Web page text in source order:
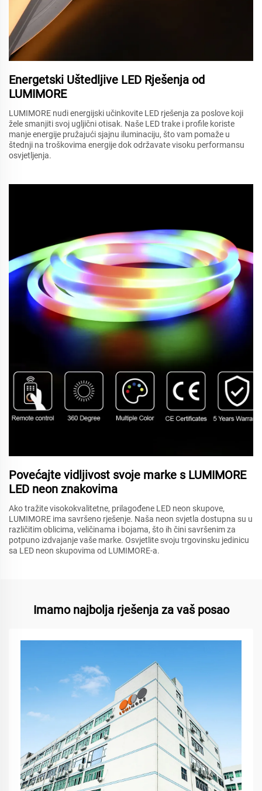
Energetski Uštedljive LED Rješenja od
LUMIMORE
LUMIMORE nudi energijski učinkovite LED rješenja za poslove koji
žele smanjiti svoj ugljični otisak. Naše LED trake i profile koriste
manje energije pružajući sjajnu iluminaciju, što vam pomaže u
štednji na troškovima energije dok održavate visoku performansu
osvjetljenja.
Povećajte vidljivost svoje marke s LUMIMORE
LED neon znakovima
Ako tražite visokokvalitetne, prilagođene LED neon skupove,
LUMIMORE ima savršeno rješenje. Naša neon svjetla dostupna su u
različitim oblicima, veličinama i bojama, što ih čini savršenim za
potpuno izdvajanje vaše marke. Osvjetlite svoju trgovinsku jedinicu
sa LED neon skupovima od LUMIMORE-a.
Imamo najbolja rješenja za vaš posao